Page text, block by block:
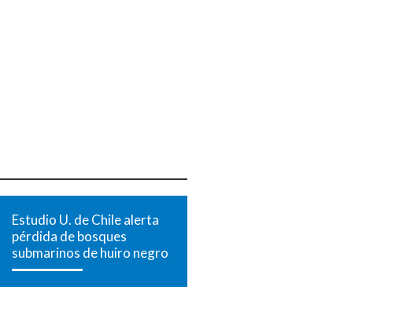
Estudio U. de Chile alerta
pérdida de bosques
submarinos de huiro negro